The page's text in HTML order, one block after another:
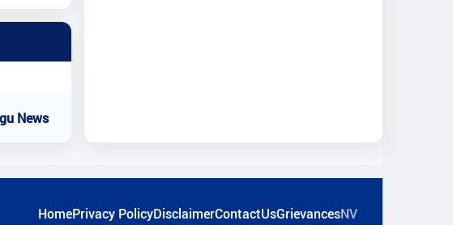
News
HomePrivacy PolicyDisclaimerContactUsGrievancesNV